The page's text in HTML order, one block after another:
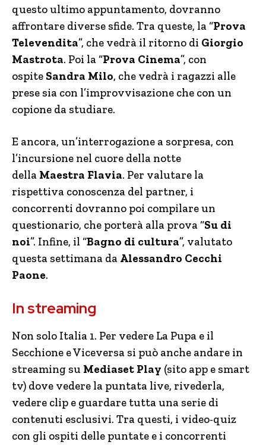
questo ultimo appuntamento, dovranno
affrontare diverse sfide. Tra queste, la “Prova
Televendita”, che vedrà il ritorno di Giorgio
Mastrota. Poi la “Prova Cinema”, con
ospite Sandra Milo, che vedrà i ragazzi alle
prese sia con l’improvvisazione che con un
copione da studiare.
E ancora, un’interrogazione a sorpresa, con
l’incursione nel cuore della notte
della Maestra Flavia. Per valutare la
rispettiva conoscenza del partner, i
concorrenti dovranno poi compilare un
questionario, che porterà alla prova “Su di
noi”. Infine, il “Bagno di cultura”, valutato
questa settimana da Alessandro Cecchi
Paone.
In streaming
Non solo Italia 1. Per vedere La Pupa e il
Secchione e Viceversa si può anche andare in
streaming su Mediaset Play (sito app e smart
tv) dove vedere la puntata live, rivederla,
vedere clip e guardare tutta una serie di
contenuti esclusivi. Tra questi, i video-quiz
con gli ospiti delle puntate e i concorrenti